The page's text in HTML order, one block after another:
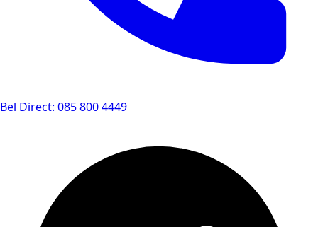
Bel Direct: 085 800 4449